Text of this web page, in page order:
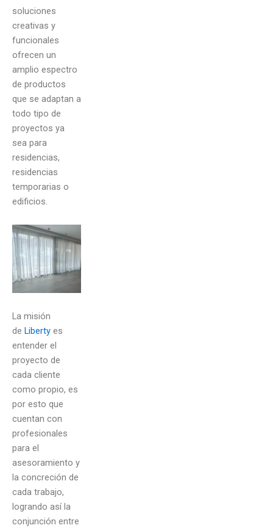
soluciones
creativas y
funcionales
ofrecen un
amplio espectro
de productos
que se adaptan a
todo tipo de
proyectos ya
sea para
residencias,
residencias
temporarias o
edificios.
La misión
de Liberty es
entender el
proyecto de
cada cliente
como propio, es
por esto que
cuentan con
profesionales
para el
asesoramiento y
la concreción de
cada trabajo,
logrando así la
conjunción entre